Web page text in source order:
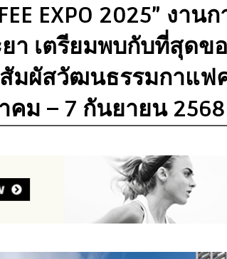
EXPO 2025” งา
า เตรียมพบกับที่สุดข
มผัสวัฒนธรรมกาแฟ
คม – 7 กันยายน 2568